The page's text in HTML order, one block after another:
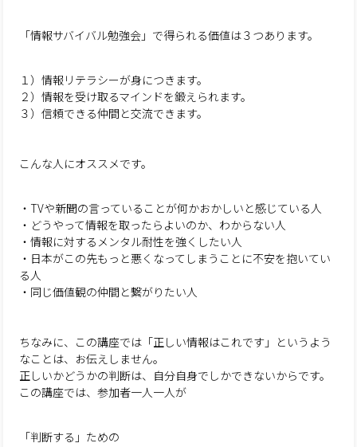
「情報サバイバル勉強会」で得られる価値は３つあります。
１）情報リテラシーが身につきます。
２）情報を受け取るマインドを鍛えられます。
３）信頼できる仲間と交流できます。
こんな人にオススメです。
・TVや新聞の言っていることが何かおかしいと感じている人
・どうやって情報を取ったらよいのか、わからない人
・情報に対するメンタル耐性を強くしたい人
・日本がこの先もっと悪くなってしまうことに不安を抱いてい
る人
・同じ価値観の仲間と繋がりたい人
ちなみに、この講座では「正しい情報はこれです」というよう
なことは、お伝えしません。
正しいかどうかの判断は、自分自身でしかできないからです。
この講座では、参加者一人一人が
「判断する」ための